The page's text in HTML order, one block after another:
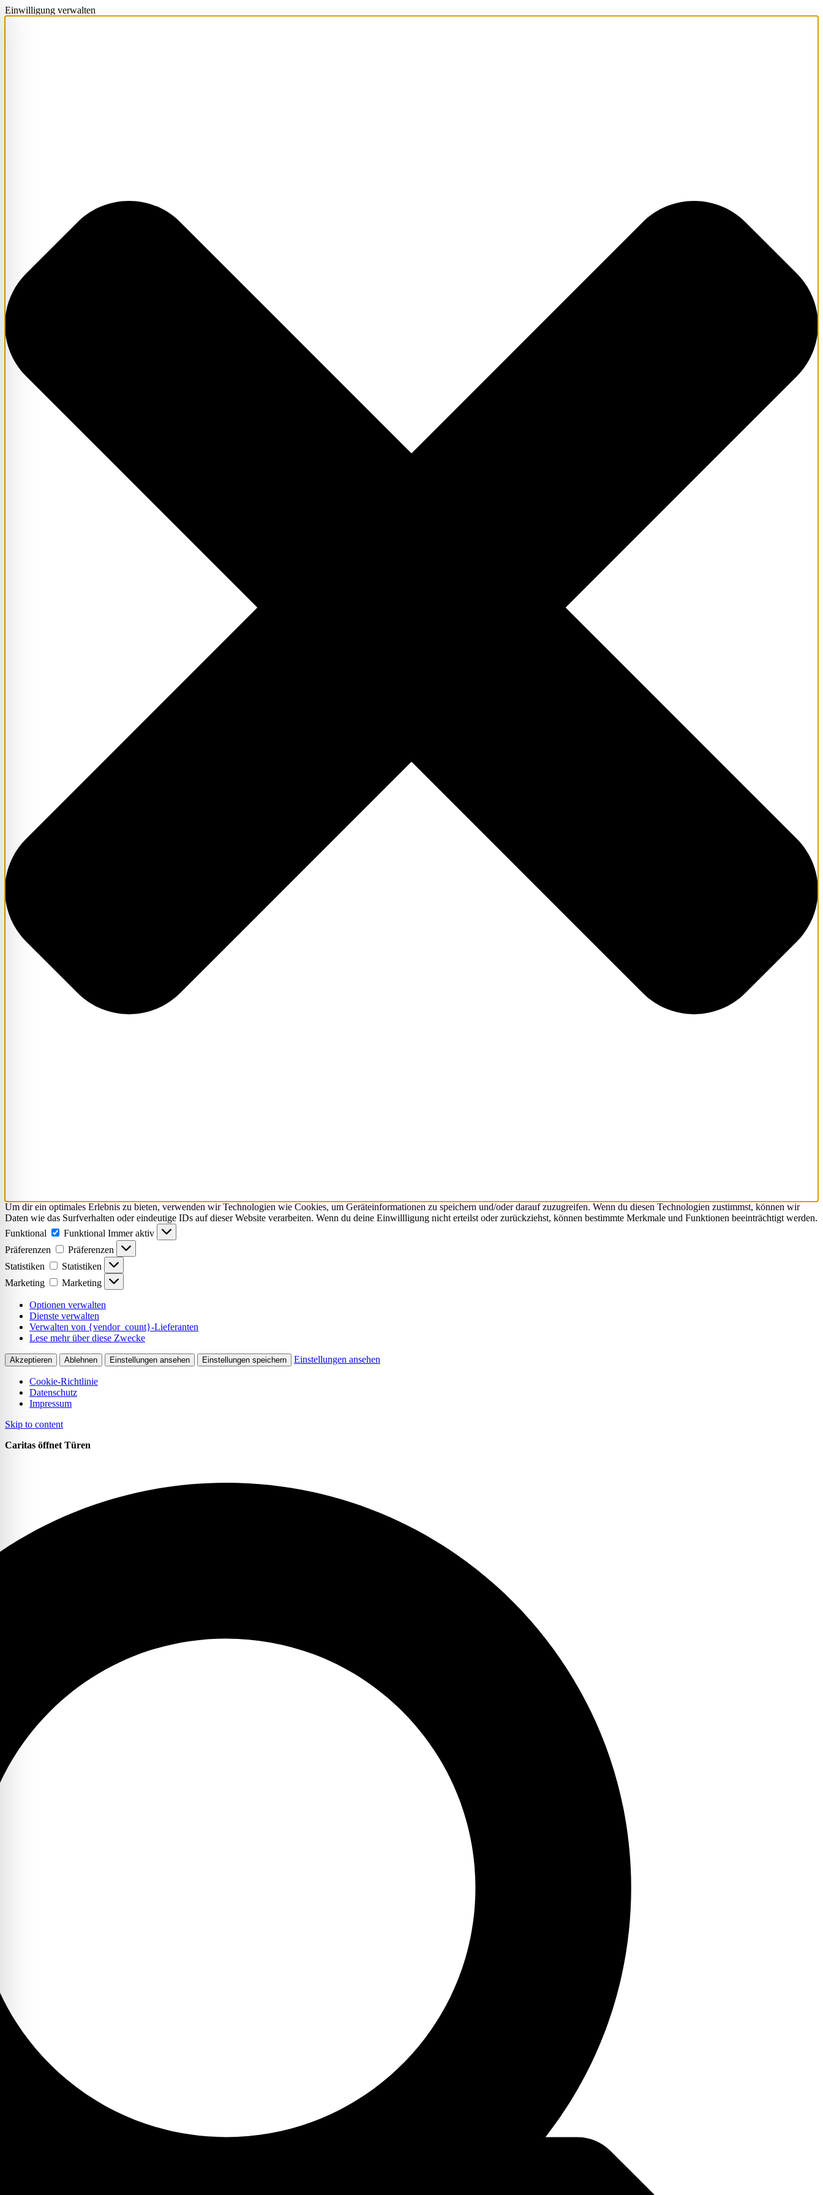
Einwilligung verwalten
Um dir ein optimales Erlebnis zu bieten, verwenden wir Technologien wie Cookies, um Geräteinformationen zu speichern und/oder darauf zuzugreifen. Wenn du diesen Technologien zustimmst, können wir
Daten wie das Surfverhalten oder eindeutige IDs auf dieser Website verarbeiten. Wenn du deine Einwillligung nicht erteilst oder zurückziehst, können bestimmte Merkmale und Funktionen beeinträchtigt werden.
Funktional
Funktional Immer aktiv
Präferenzen
Präferenzen
Statistiken
Statistiken
Marketing
Marketing
Optionen verwalten
Dienste verwalten
Verwalten von {vendor_count}-Lieferanten
Lese mehr über diese Zwecke
Akzeptieren Ablehnen Einstellungen ansehen Einstellungen speichern Einstellungen ansehen
Cookie-Richtlinie
Datenschutz
Impressum
Skip to content
Caritas öffnet Türen